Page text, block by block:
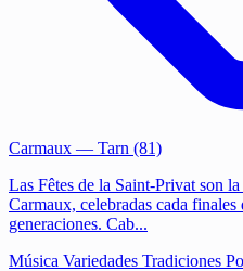
Carmaux — Tarn (81)
Las Fêtes de la Saint-Privat son
Carmaux, celebradas cada finales
generaciones. Cab...
Música Variedades Tradiciones